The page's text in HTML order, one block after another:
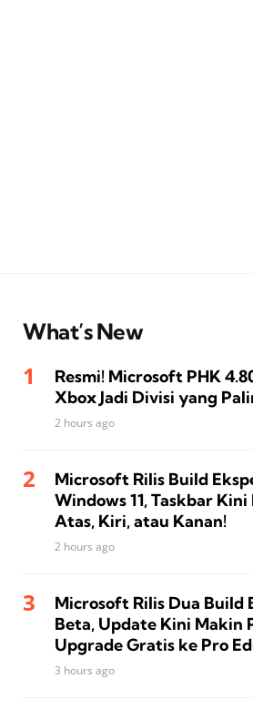
What’s New
Resmi! Microsoft PHK
Xbox Jadi Divisi yang
2 hours ago
Microsoft Rilis Build
Windows 11, Taskbar
Atas, Kiri, atau Kanan!
2 hours ago
Microsoft Rilis Dua Build
Beta, Update Kini Makin
Upgrade Gratis ke Pro
3 hours ago